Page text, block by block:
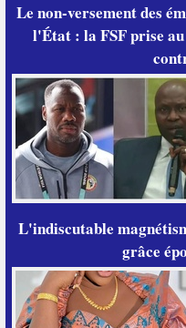
Le non-versement des
l'État : la FSF prise au
L'indiscutable
grâce